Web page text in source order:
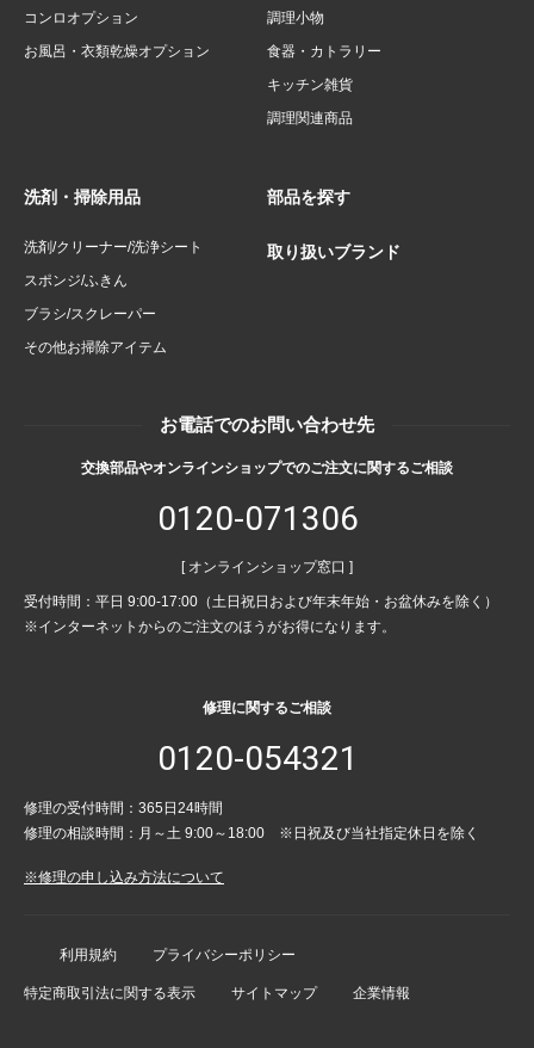
コンロオプション
お風呂・衣類乾燥オプション
調理小物
食器・カトラリー
キッチン雑貨
調理関連商品
洗剤・掃除用品
洗剤/クリーナー/洗浄シート
スポンジ/ふきん
ブラシ/スクレーパー
その他お掃除アイテム
部品を探す
取り扱いブランド
お電話でのお問い合わせ先
交換部品やオンラインショップでのご注文に関するご相談
0120-071306
[ オンラインショップ窓口 ]
受付時間：平日 9:00-17:00（土日祝日および年末年始・お盆休みを除く）
※インターネットからのご注文のほうがお得になります。
修理に関するご相談
0120-054321
修理の受付時間：365日24時間
修理の相談時間：月～土 9:00～18:00 ※日祝及び当社指定休日を除く
※修理の申し込み方法について
利用規約 プライバシーポリシー
特定商取引法に関する表示 サイトマップ 企業情報